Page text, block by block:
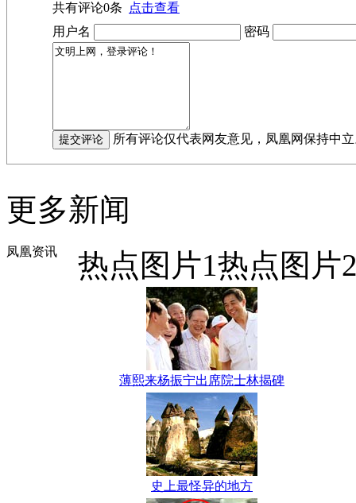
共有评论0条
点击查看
用户名
密码
所有评论仅代表网友意见，凤凰网保持中
更多新闻
凤凰资讯 热点图片1热点图片
薄熙来杨振宁出席院士林揭碑
史上最怪异的地方